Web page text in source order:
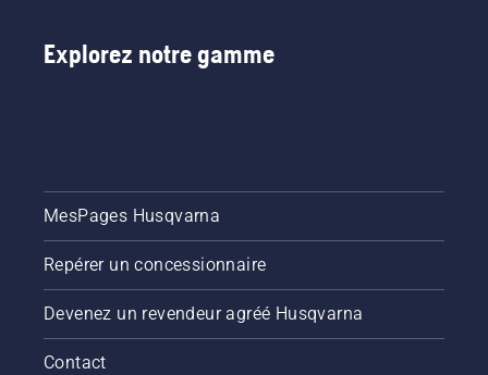
Explorez notre gamme
MesPages Husqvarna
Repérer un concessionnaire
Devenez un revendeur agréé Husqvarna
Contact